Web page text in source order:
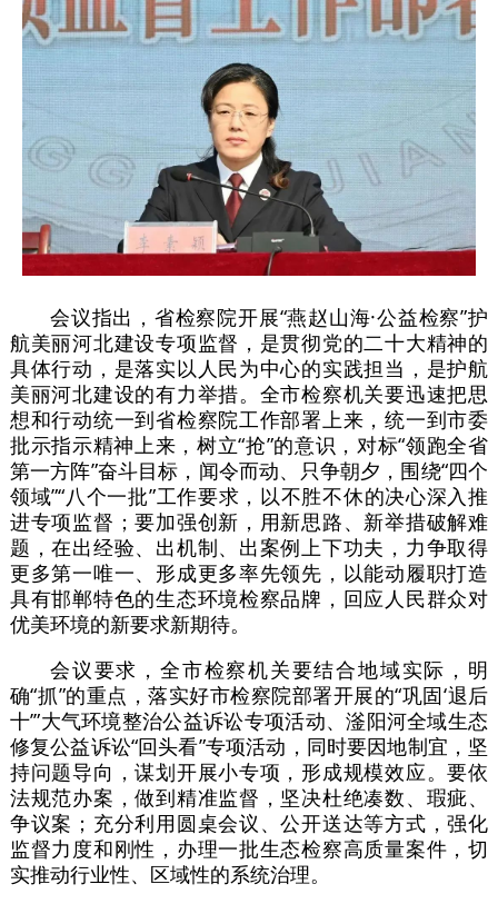
会议指出，省检察院开展“燕赵山海·公益检察”护
航美丽河北建设专项监督，是贯彻党的二十大精神的
具体行动，是落实以人民为中心的实践担当，是护航
美丽河北建设的有力举措。全市检察机关要迅速把思
想和行动统一到省检察院工作部署上来，统一到市委
批示指示精神上来，树立“抢”的意识，对标“领跑全省
第一方阵”奋斗目标，闻令而动、只争朝夕，围绕“四个
领域”“八个一批”工作要求，以不胜不休的决心深入推
进专项监督；要加强创新，用新思路、新举措破解难
题，在出经验、出机制、出案例上下功夫，力争取得
更多第一唯一、形成更多率先领先，以能动履职打造
具有邯郸特色的生态环境检察品牌，回应人民群众对
优美环境的新要求新期待。
会议要求，全市检察机关要结合地域实际，明
确“抓”的重点，落实好市检察院部署开展的“巩固‘退后
十’”大气环境整治公益诉讼专项活动、滏阳河全域生态
修复公益诉讼“回头看”专项活动，同时要因地制宜，坚
持问题导向，谋划开展小专项，形成规模效应。要依
法规范办案，做到精准监督，坚决杜绝凑数、瑕疵、
争议案；充分利用圆桌会议、公开送达等方式，强化
监督力度和刚性，办理一批生态检察高质量案件，切
实推动行业性、区域性的系统治理。